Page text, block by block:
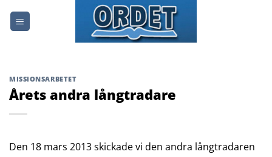
MISSIONSARBETET
Årets andra långtradare
Den 18 mars 2013 skickade vi den andra långtradaren